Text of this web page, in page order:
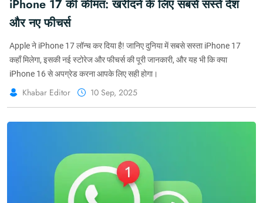
iPhone 17 की कीमत: खरीदने के लिए सबसे सस्ते देश
और नए फीचर्स
Apple ने iPhone 17 लॉन्च कर दिया है! जानिए दुनिया में सबसे सस्ता iPhone 17
कहाँ मिलेगा, इसकी नई स्टोरेज और फीचर्स की पूरी जानकारी, और यह भी कि क्या
iPhone 16 से अपग्रेड करना आपके लिए सही होगा।
Khabar Editor 10 Sep, 2025